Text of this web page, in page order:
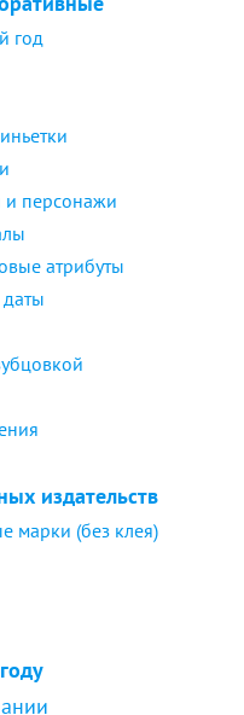
год
и персонажи
атрибуты
издательств
марки (без клея)